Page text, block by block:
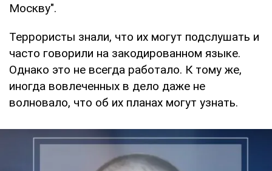
Москву".
Террористы знали, что их могут подслушать и
часто говорили на закодированном языке.
Однако это не всегда работало. К тому же,
иногда вовлеченных в дело даже не
волновало, что об их планах могут узнать.